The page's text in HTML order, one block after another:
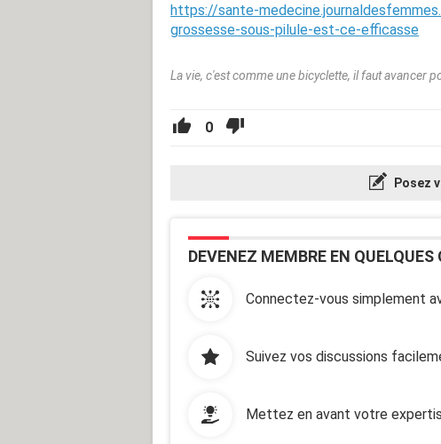
https://sante-
grossesse-sous-pilule-est-ce-efficasse
La vie, c'est comme une bicyclette, il faut avancer
0
Posez
DEVENEZ MEMBRE EN QUELQUES
Connectez-vous simplement
Suivez vos discussions
Mettez en avant votre